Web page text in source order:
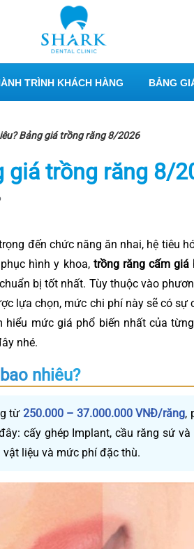
TRÌNH KHÁCH HÀNG BẢNG
Bảng giá trồng răng 8/2026
giá trồng răng 8/
đến chức năng ăn nhai, hệ tiêu
hình y khoa, trồng răng cấm giá
bị tốt nhất. Tùy thuộc vào
lựa chọn, mức chi phí này sẽ có sự
hiểu mức giá phổ biến nhất của
nhé.
nhiêu?
từ 250.000 – 37.000.000 VNĐ/răng,
cấy ghép Implant, cầu răng sứ
liệu và mức phí đặc thù.